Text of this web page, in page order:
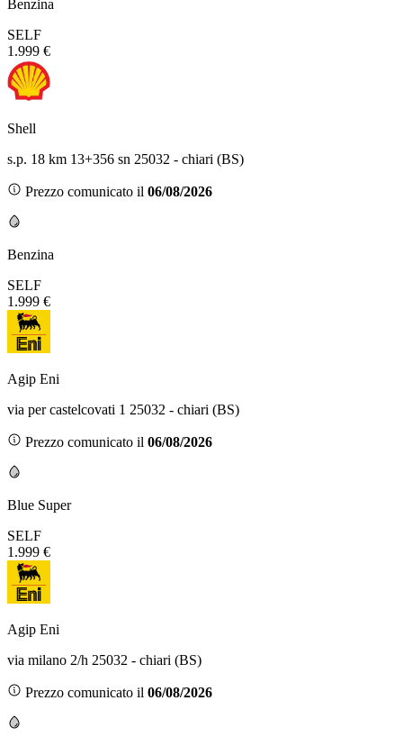
Benzina
SELF
1.999 €
Shell
s.p. 18 km 13+356 sn 25032 - chiari (BS)
Prezzo comunicato il 06/08/2026
Benzina
SELF
1.999 €
Agip Eni
via per castelcovati 1 25032 - chiari (BS)
Prezzo comunicato il 06/08/2026
Blue Super
SELF
1.999 €
Agip Eni
via milano 2/h 25032 - chiari (BS)
Prezzo comunicato il 06/08/2026